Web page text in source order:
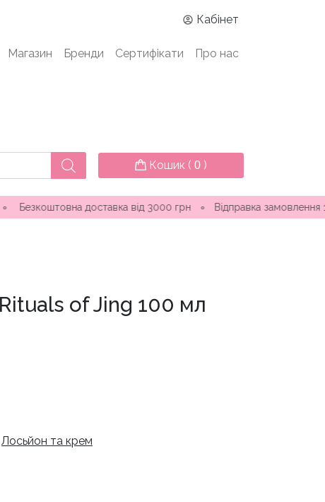
Кабінет
Магазин Бренди Сертифікати Про нас
Кошик ( 0 )
доставка від 3000 грн∘Відправка замовлення 1-3 дні
of Jing 100 мл
Лосьйон та крем